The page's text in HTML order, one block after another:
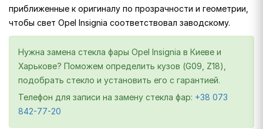
приближенные к оригиналу по прозрачности и геометрии,
чтобы свет Opel Insignia соответствовал заводскому.
Нужна замена стекла фары Opel Insignia в Киеве и
Харькове? Поможем определить кузов (G09, Z18),
подобрать стекло и установить его с гарантией.
Телефон для записи на замену стекла фар: +38 073
842-77-20